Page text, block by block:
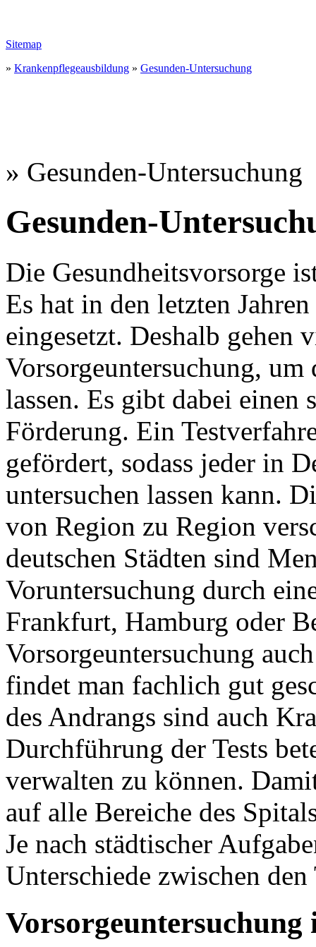
Sitemap
» Krankenpflegeausbildung » Gesunden-Untersuchung
» Gesunden-Untersuchung
Gesunden-
Die Gesundheitsvorsorge
Es hat in den letzten
eingesetzt. Deshalb gehen
Vorsorgeuntersuchung,
lassen. Es gibt dabei einen
Förderung. Ein
gefördert, sodass jeder in
untersuchen lassen kann.
von Region zu Region
deutschen Städten sind
Voruntersuchung durch
Frankfurt, Hamburg oder
Vorsorgeuntersuchung
findet man fachlich gut
des Andrangs sind auch
Durchführung der Tests
verwalten zu können.
auf alle Bereiche des
Je nach städtischer
Unterschiede zwischen den